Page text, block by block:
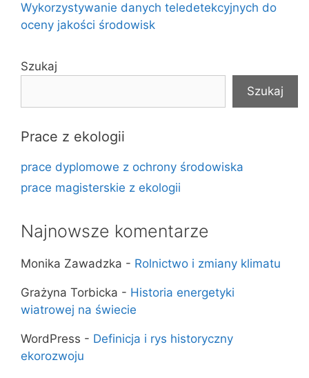
Wykorzystywanie danych teledetekcyjnych do
oceny jakości środowisk
Szukaj
Szukaj
Prace z ekologii
prace dyplomowe z ochrony środowiska
prace magisterskie z ekologii
Najnowsze komentarze
Monika Zawadzka - Rolnictwo i zmiany klimatu
Grażyna Torbicka - Historia energetyki
wiatrowej na świecie
WordPress - Definicja i rys historyczny
ekorozwoju